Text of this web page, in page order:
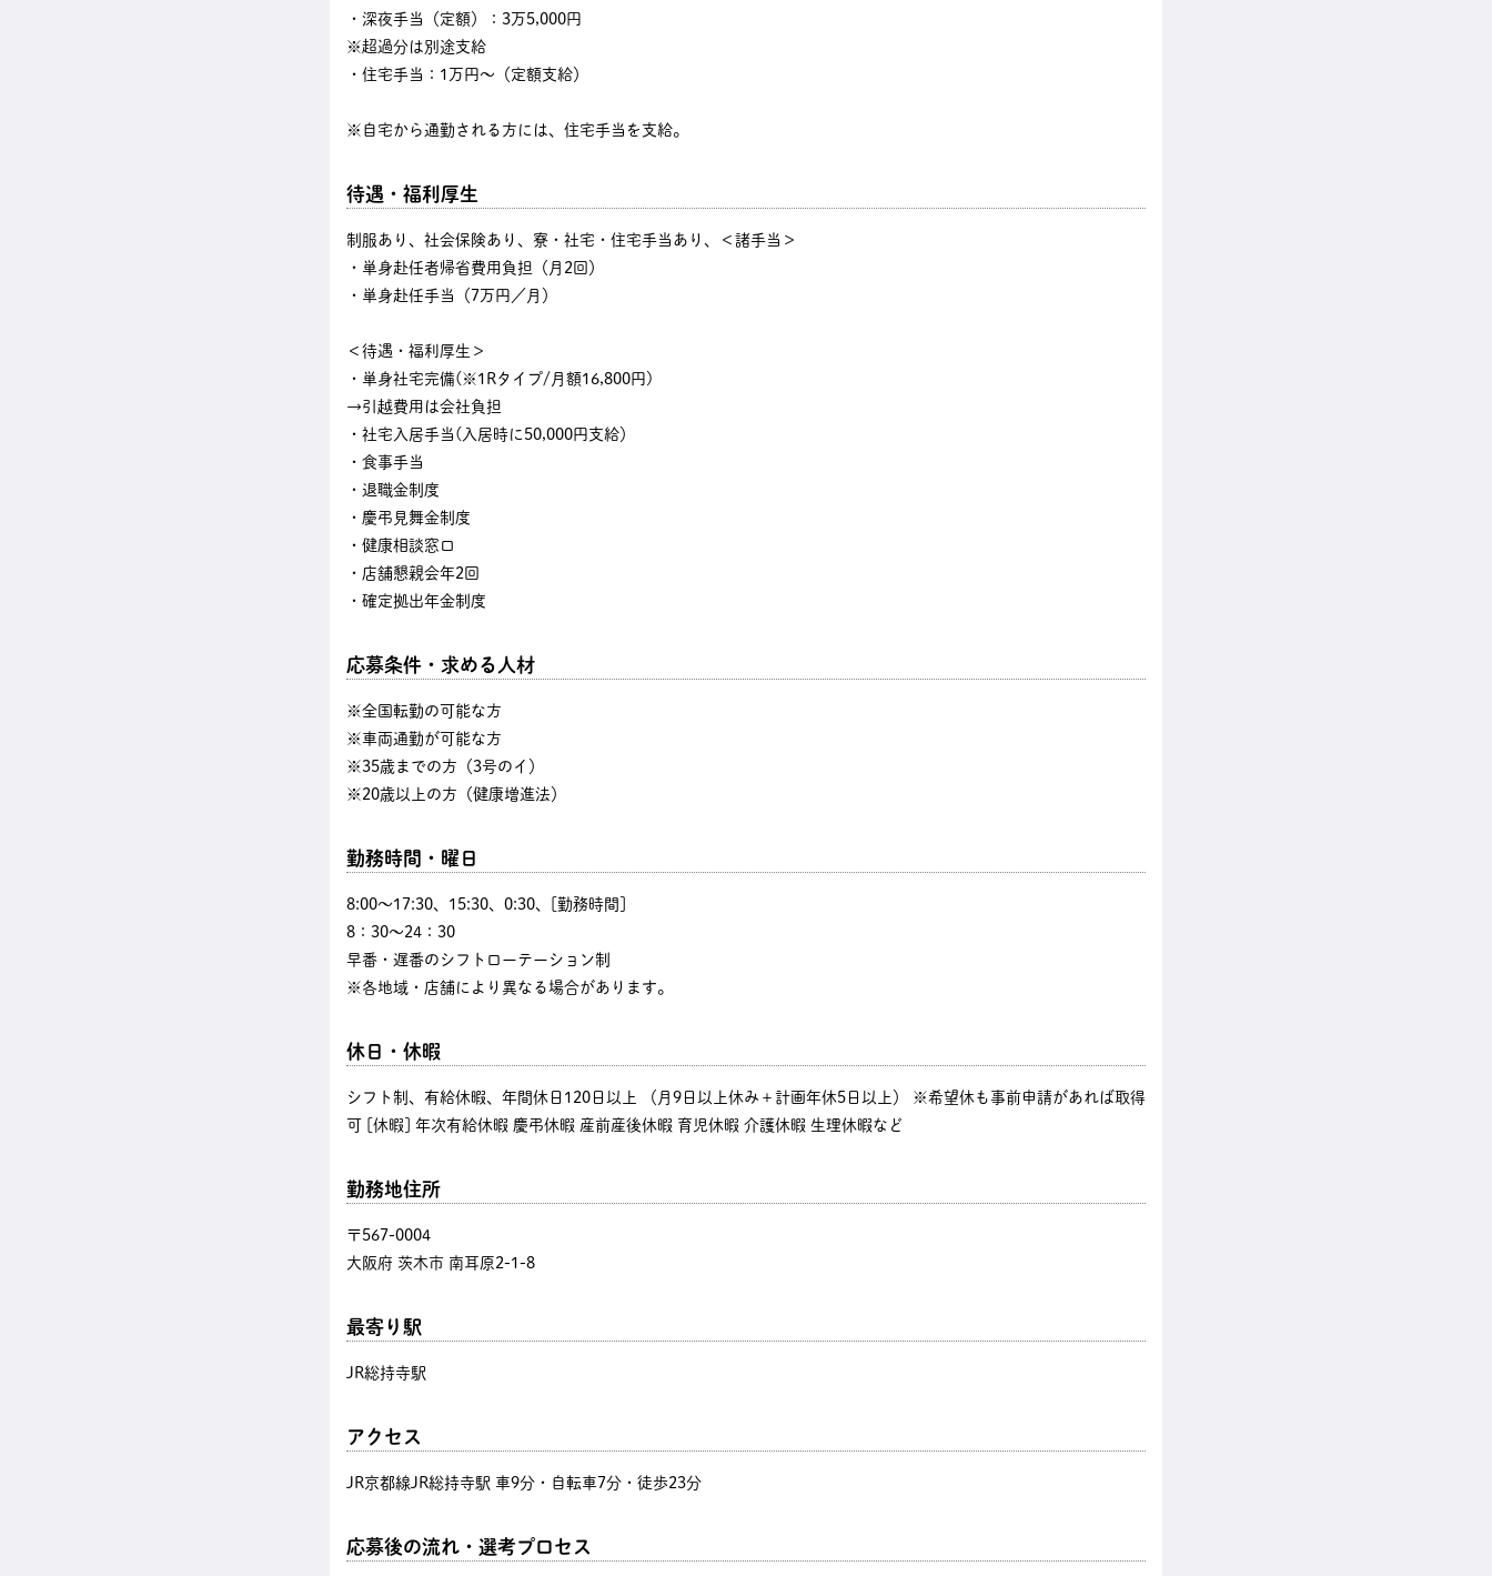
・深夜手当（定額）：3万5,000円
※超過分は別途支給
・住宅手当：1万円～（定額支給）
※自宅から通勤される方には、住宅手当を支給。
待遇・福利厚生
制服あり、社会保険あり、寮・社宅・住宅手当あり、＜諸手当＞
・単身赴任者帰省費用負担（月2回）
・単身赴任手当（7万円／月）
＜待遇・福利厚生＞
・単身社宅完備(※1Rタイプ/月額16,800円)
→引越費用は会社負担
・社宅入居手当(入居時に50,000円支給）
・食事手当
・退職金制度
・慶弔見舞金制度
・健康相談窓口
・店舗懇親会年2回
・確定拠出年金制度
応募条件・求める人材
※全国転勤の可能な方
※車両通勤が可能な方
※35歳までの方（3号のイ）
※20歳以上の方（健康増進法）
勤務時間・曜日
8:00〜17:30、15:30、0:30、[勤務時間]
8：30～24：30
早番・遅番のシフトローテーション制
※各地域・店舗により異なる場合があります。
休日・休暇
シフト制、有給休暇、年間休日120日以上 （月9日以上休み＋計画年休5日以上） ※希望休も事前申請があれば取得
可 [休暇] 年次有給休暇 慶弔休暇 産前産後休暇 育児休暇 介護休暇 生理休暇など
勤務地住所
〒567-0004
大阪府 茨木市 南耳原2-1-8
最寄り駅
JR総持寺駅
アクセス
JR京都線JR総持寺駅 車9分・自転車7分・徒歩23分
応募後の流れ・選考プロセス